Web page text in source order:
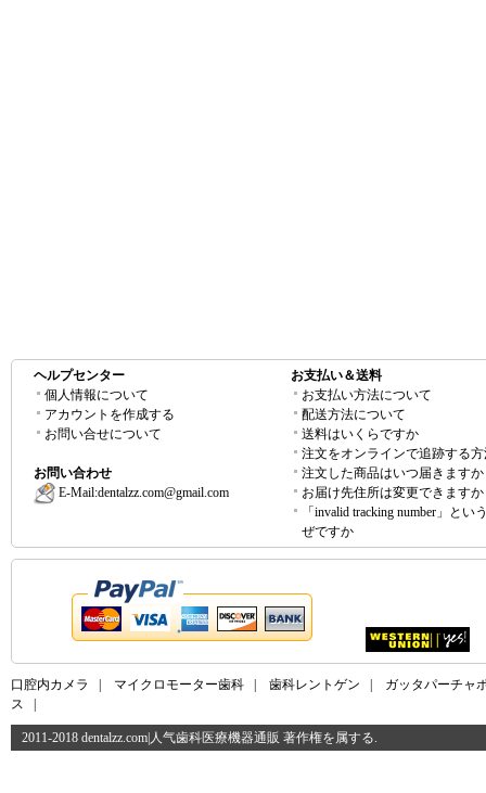
ヘルプセンター
個人情報について
アカウントを作成する
お問い合せについて
お問い合わせ
E-Mail:dentalzz.com@gmail.com
お支払い＆送料
お支払い方法について
配送方法について
送料はいくらですか
注文をオンラインで追跡する
注文した商品はいつ届きますか
お届け先住所は変更できますか
「invalid tracking number」とい
ぜですか
口腔内カメラ マイクロモーター歯科 歯科レントゲン
ガッタパーチャ
ス
2011-2018 dentalzz.com|人气歯科医療機器通販 著作権を属する.